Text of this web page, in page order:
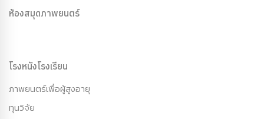
ห้องสมุดภาพยนตร์
โรงหนังโรงเรียน
ภาพยนตร์เพื่อผู้สูงอายุ
ทุนวิจัย